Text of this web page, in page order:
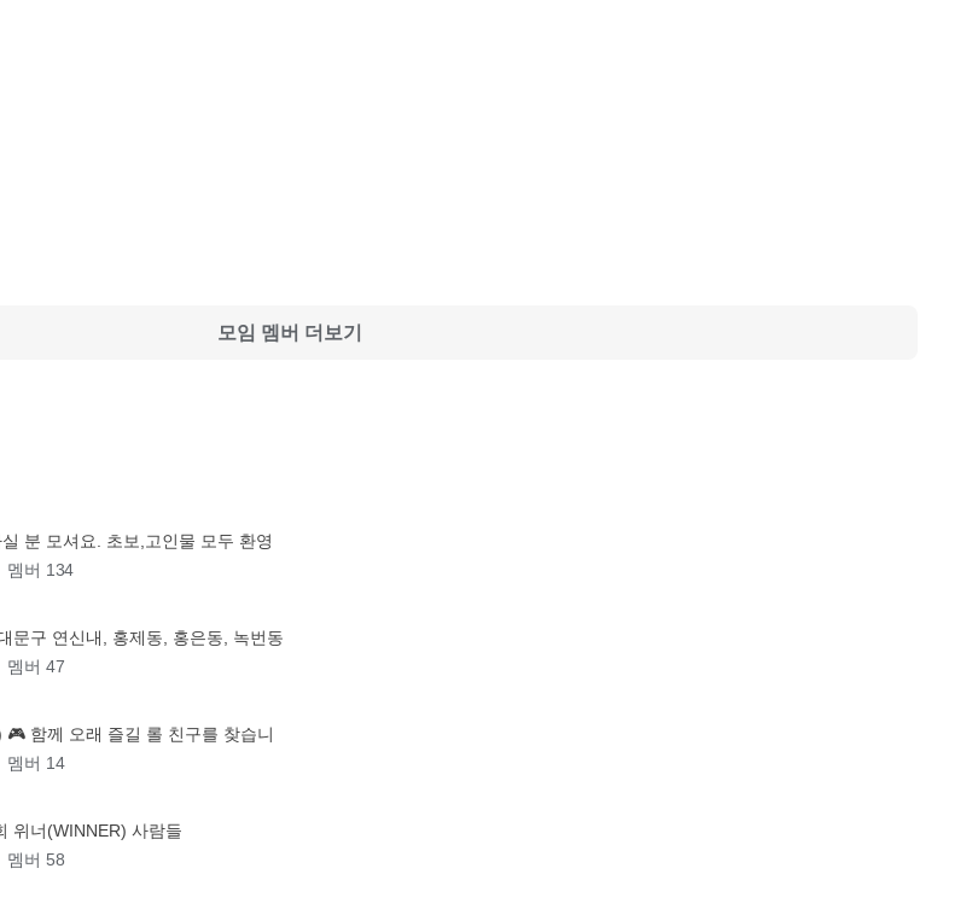
모임 멤버 더보기
홍대,합정서 보드게임 및 머미 하실 분 모셔요. 초보,고인물 모두 환영
멤버 134
문구 연신내, 홍제동, 홍은동, 녹번동
멤버 47
🍊롤자몽(현모임 인원 50인이상) 🎮 함께 오래 즐길 롤 친구를 찾습니
멤버 14
🌿 Since 2023.2 보드게임 동호회 위너(WINNER) 사람들
멤버 58